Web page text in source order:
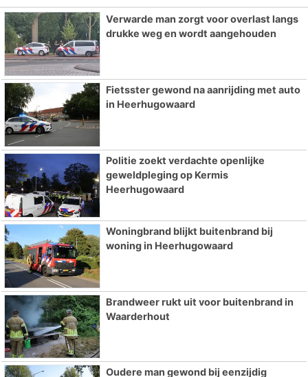
Verwarde man zorgt voor overlast langs
drukke weg en wordt aangehouden
Fietsster gewond na aanrijding met auto
in Heerhugowaard
Politie zoekt verdachte openlijke
geweldpleging op Kermis
Heerhugowaard
Woningbrand blijkt buitenbrand bij
woning in Heerhugowaard
Brandweer rukt uit voor buitenbrand in
Waarderhout
Oudere man gewond bij eenzijdig